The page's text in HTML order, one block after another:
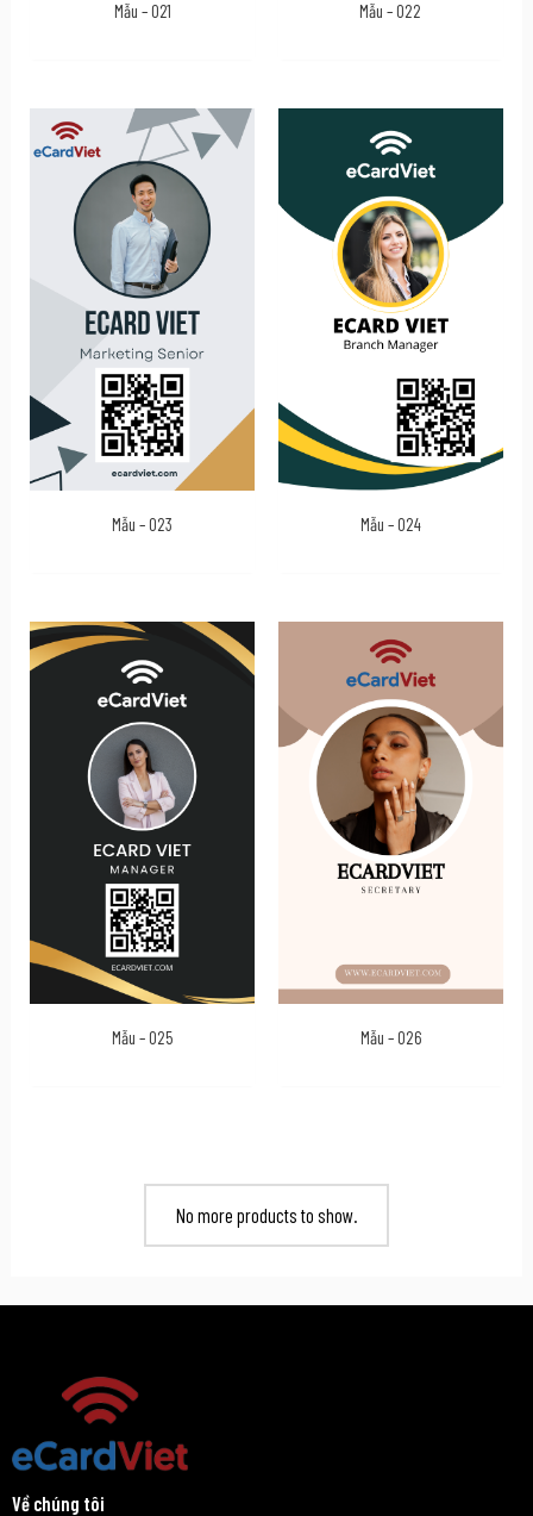
Mẫu – 021 Mẫu – 022
Mẫu – 023 Mẫu – 024
Mẫu – 025 Mẫu – 026
No more products to show.
Về chúng tôi